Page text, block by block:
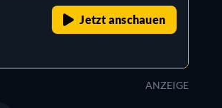
Jetzt anschauen
ANZEIGE